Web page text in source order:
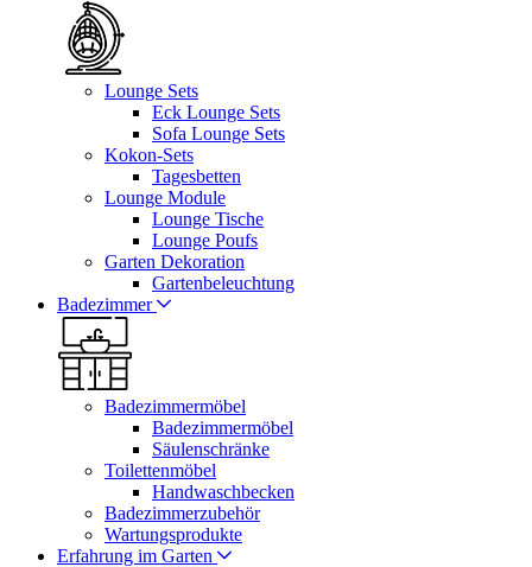
Lounge Sets
Eck Lounge Sets
Sofa Lounge Sets
Kokon-Sets
Tagesbetten
Lounge Module
Lounge Tische
Lounge Poufs
Garten Dekoration
Gartenbeleuchtung
Badezimmer
Badezimmermöbel
Badezimmermöbel
Säulenschränke
Toilettenmöbel
Handwaschbecken
Badezimmerzubehör
Wartungsprodukte
Erfahrung im Garten